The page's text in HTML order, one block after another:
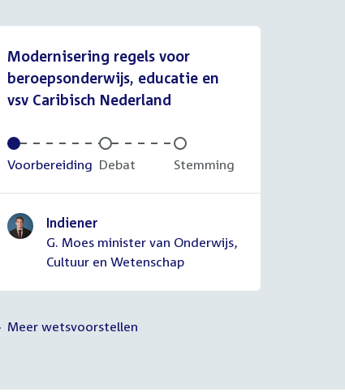
Modernisering regels voor
beroepsonderwijs, educatie en
vsv Caribisch Nederland
Voltooid:
Voorbereiding Onvoltooid:
Debat Onvoltooid:
Stemming
Indiener
G. Moes minister van Onderwijs,
Cultuur en Wetenschap
Meer wetsvoorstellen